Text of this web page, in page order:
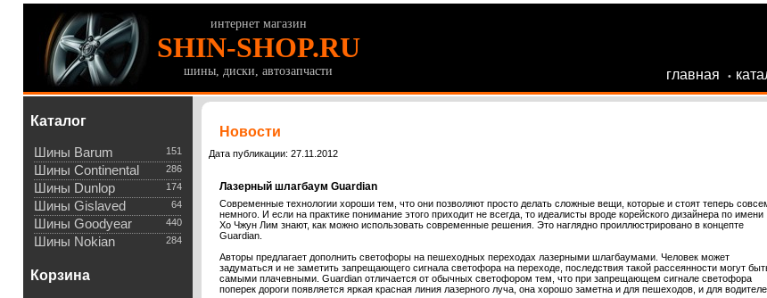
интернет магазин
SHIN-SHOP.RU
шины, диски, автозапчасти главная •
Каталог
151
Шины Barum
286
Шины Continental
174
Шины Dunlop
64
Шины Gislaved
440
Шины Goodyear
284
Шины Nokian
Корзина
Новости
Дата публикации: 27.11.2012
Лазерный шлагбаум Guardian
Современные технологии хороши тем, что они позволяют просто делать сложные вещи, которые и стоят теперь
немного. И если на практике понимание этого приходит не всегда, то идеалисты вроде корейского дизайнера по имени
Хо Чжун Лим знают, как можно использовать современные решения. Это наглядно проиллюстрировано в концепте
Guardian.
Авторы предлагает дополнить светофоры на пешеходных переходах лазерными шлагбаумами. Человек может
задуматься и не заметить запрещающего сигнала светофора на переходе, последствия такой рассеянности могут
самыми плачевными. Guardian отличается от обычных светофором тем, что при запрещающем сигнале светофора
поперек дороги появляется яркая красная линия лазерного луча, она хорошо заметна и для пешеходов, и для